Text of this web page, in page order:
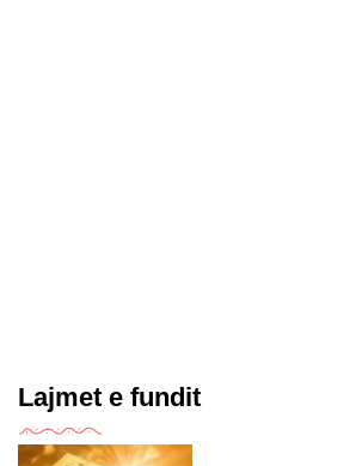
Lajmet e fundit